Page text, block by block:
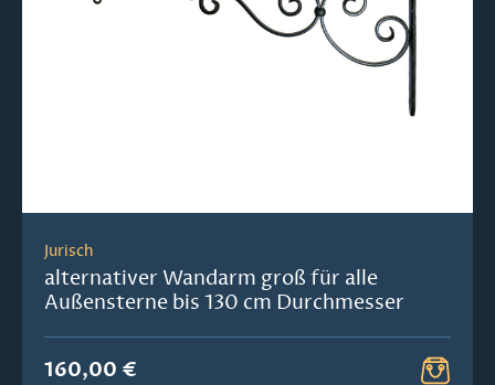
Jurisch
alternativer Wandarm groß für alle
Außensterne bis 130 cm Durchmesser
160,00 €